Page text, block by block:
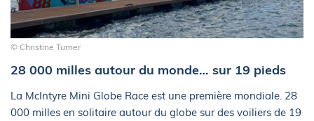
© Christine Turner
28 000 milles autour du monde… sur 19 pieds
La McIntyre Mini Globe Race est une première mondiale. 28
000 milles en solitaire autour du globe sur des voiliers de 19